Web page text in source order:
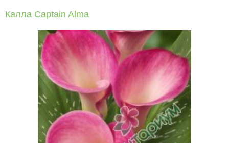
Калла Captain Alma